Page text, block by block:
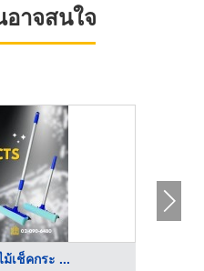
าจสนใจ
เช็คกระ ...